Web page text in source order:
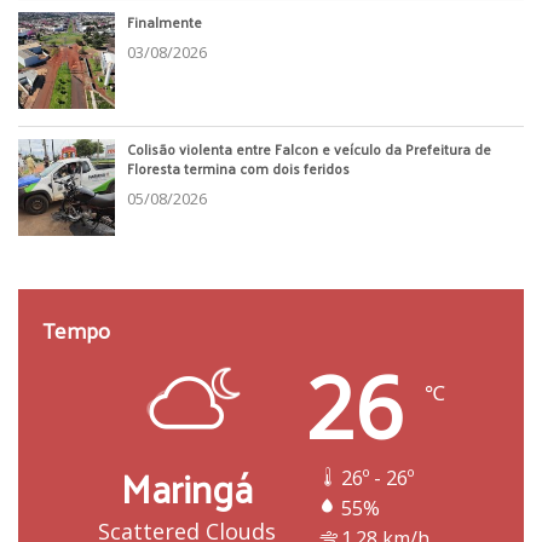
Finalmente
03/08/2026
Colisão violenta entre Falcon e veículo da Prefeitura de
Floresta termina com dois feridos
05/08/2026
Tempo
Maringá
Scattered Clouds
26 ℃
26º - 26º
55%